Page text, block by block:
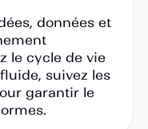
données et
le cycle de vie
suivez les
garantir le